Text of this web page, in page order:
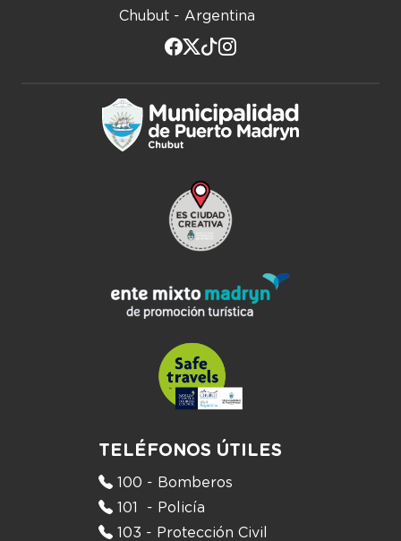
Chubut - Argentina
TELÉFONOS ÚTILES
100 - Bomberos
101 - Policía
103 - Protección Civil